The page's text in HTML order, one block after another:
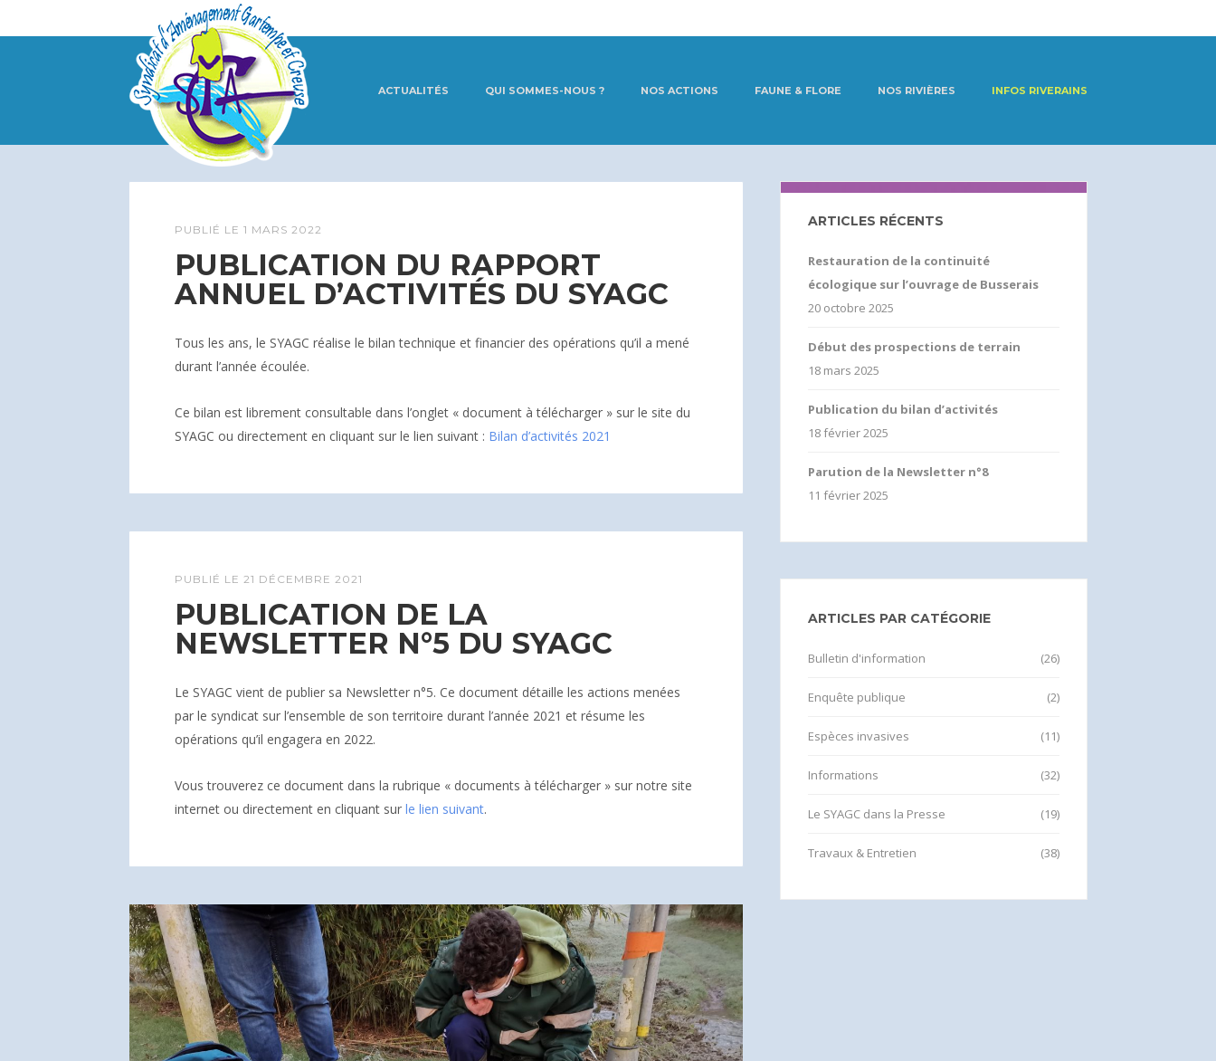
ACTUALITÉS QUI SOMMES-NOUS ? NOS ACTIONS FAUNE & FLORE NOS RIVIÈRES INFOS RIVERAINS
PUBLIÉ LE 1 MARS 2022
PUBLICATION DU RAPPORT
ANNUEL D’ACTIVITÉS DU SYAGC
Tous les ans, le SYAGC réalise le bilan technique et financier des opérations qu’il a mené
durant l’année écoulée.
Ce bilan est librement consultable dans l’onglet « document à télécharger » sur le site du
SYAGC ou directement en cliquant sur le lien suivant : Bilan d’activités 2021
PUBLIÉ LE 21 DÉCEMBRE 2021
PUBLICATION DE LA
NEWSLETTER N°5 DU SYAGC
Le SYAGC vient de publier sa Newsletter n°5. Ce document détaille les actions menées
par le syndicat sur l’ensemble de son territoire durant l’année 2021 et résume les
opérations qu’il engagera en 2022.
Vous trouverez ce document dans la rubrique « documents à télécharger » sur notre site
internet ou directement en cliquant sur le lien suivant.
ARTICLES RÉCENTS
Restauration de la continuité
écologique sur l’ouvrage de Busserais
20 octobre 2025
Début des prospections de terrain
18 mars 2025
Publication du bilan d’activités
18 février 2025
Parution de la Newsletter n°8
11 février 2025
ARTICLES PAR CATÉGORIE
Bulletin d'information (26)
Enquête publique (2)
Espèces invasives (11)
Informations (32)
Le SYAGC dans la Presse (19)
Travaux & Entretien (38)